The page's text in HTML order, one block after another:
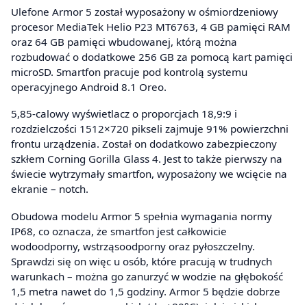
Ulefone Armor 5 został wyposażony w ośmiordzeniowy
procesor MediaTek Helio P23 MT6763, 4 GB pamięci RAM
oraz 64 GB pamięci wbudowanej, którą można
rozbudować o dodatkowe 256 GB za pomocą kart pamięci
microSD. Smartfon pracuje pod kontrolą systemu
operacyjnego Android 8.1 Oreo.
5,85-calowy wyświetlacz o proporcjach 18,9:9 i
rozdzielczości 1512×720 pikseli zajmuje 91% powierzchni
frontu urządzenia. Został on dodatkowo zabezpieczony
szkłem Corning Gorilla Glass 4. Jest to także pierwszy na
świecie wytrzymały smartfon, wyposażony we wcięcie na
ekranie – notch.
Obudowa modelu Armor 5 spełnia wymagania normy
IP68, co oznacza, że smartfon jest całkowicie
wodoodporny, wstrząsoodporny oraz pyłoszczelny.
Sprawdzi się on więc u osób, które pracują w trudnych
warunkach – można go zanurzyć w wodzie na głębokość
1,5 metra nawet do 1,5 godziny. Armor 5 będzie dobrze